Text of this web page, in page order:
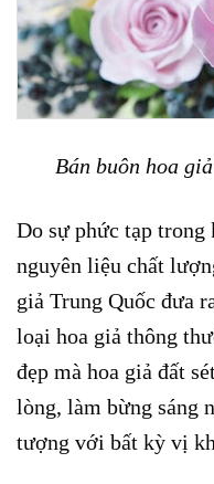
Bán buôn hoa
Do sự phức tạp trong
nguyên liệu chất
giả Trung Quốc đưa
loại hoa giả thông
đẹp mà hoa giả đất
lòng, làm bừng sáng
tượng với bất kỳ vị